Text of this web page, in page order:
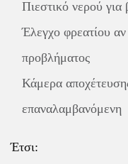
Πιεστικό νερού για
Έλεγχο φρεατίου
προβλήματος
Κάμερα
επαναλαμβανόμενη
Έτσι: